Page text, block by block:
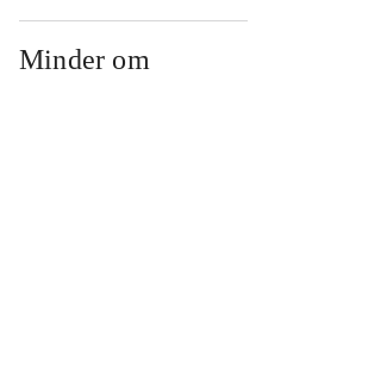
Minder om